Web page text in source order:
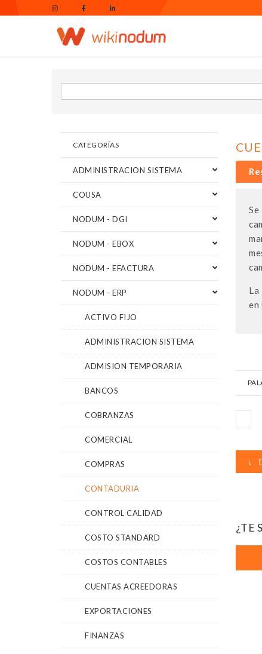
CATEGORÍAS
ADMINISTRACION SISTEMA
COUSA
NODUM - DGI
NODUM - EBOX
NODUM - EFACTURA
NODUM - ERP
ACTIVO FIJO
ADMINISTRACION SISTEMA
ADMISION TEMPORARIA
BANCOS
COBRANZAS
COMERCIAL
COMPRAS
CONTADURIA
CONTROL CALIDAD
COSTO STANDARD
COSTOS CONTABLES
CUENTAS ACREEDORAS
EXPORTACIONES
FINANZAS
La
en
↓
¿TE